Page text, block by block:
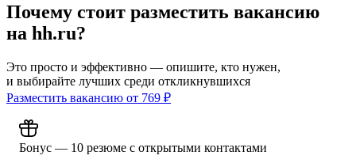
Почему стоит разместить вакансию
на hh.ru?
Это просто и эффективно — опишите, кто нужен,
и выбирайте лучших среди откликнувшихся
Разместить вакансию от 769 ₽
Бонус — 10 резюме с открытыми контактами